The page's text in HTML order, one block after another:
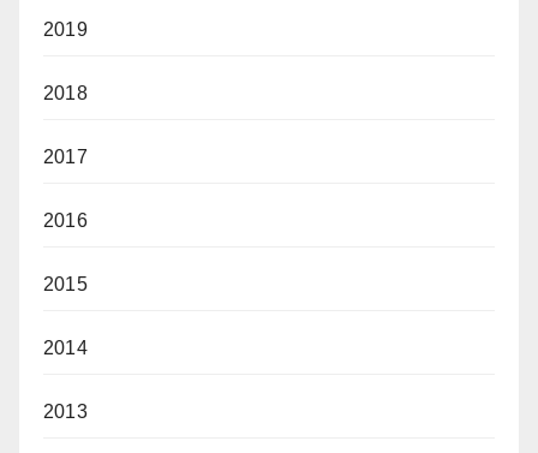
2019
2018
2017
2016
2015
2014
2013